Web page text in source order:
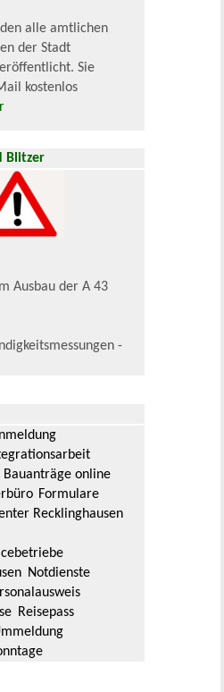
alle amtlichen
der Stadt
Sie
kostenlos
Blitzer
Ausbau der A 43
-
Bauanträge online
Formulare
Recklinghausen
Notdienste
Reisepass